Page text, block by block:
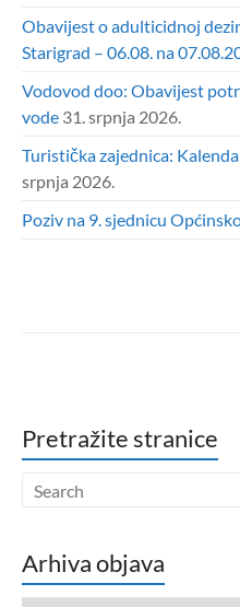
Obavijest o adulticidnoj
Starigrad – 06.08. na
Vodovod doo: Obavijest
vode 31. srpnja 2026.
Turistička zajednica:
srpnja 2026.
Poziv na 9. sjednicu
Pretražite stranice
Arhiva objava